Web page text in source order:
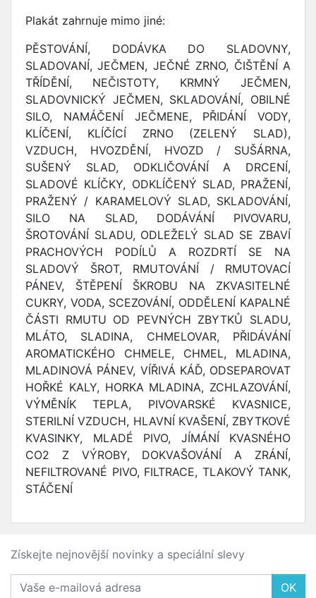
Plakát zahrnuje mimo jiné:
PĚSTOVÁNÍ, DODÁVKA DO SLADOVNY,
SLADOVANÍ, JEČMEN, JEČNÉ ZRNO, ČIŠTĚNÍ A
TŘÍDĚNÍ, NEČISTOTY, KRMNÝ JEČMEN,
SLADOVNICKÝ JEČMEN, SKLADOVÁNÍ, OBILNÉ
SILO, NAMÁČENÍ JEČMENE, PŘIDÁNÍ VODY,
KLÍČENÍ, KLÍČÍCÍ ZRNO (ZELENÝ SLAD),
VZDUCH, HVOZDĚNÍ, HVOZD / SUŠÁRNA,
SUŠENÝ SLAD, ODKLIČOVÁNÍ A DRCENÍ,
SLADOVÉ KLÍČKY, ODKLÍČENÝ SLAD, PRAŽENÍ,
PRAŽENÝ / KARAMELOVÝ SLAD, SKLADOVÁNÍ,
SILO NA SLAD, DODÁVÁNÍ PIVOVARU,
ŠROTOVÁNÍ SLADU, ODLEŽELÝ SLAD SE ZBAVÍ
PRACHOVÝCH PODÍLŮ A ROZDRTÍ SE NA
SLADOVÝ ŠROT, RMUTOVÁNÍ / RMUTOVACÍ
PÁNEV, ŠTĚPENÍ ŠKROBU NA ZKVASITELNÉ
CUKRY, VODA, SCEZOVÁNÍ, ODDĚLENÍ KAPALNÉ
ČÁSTI RMUTU OD PEVNÝCH ZBYTKŮ SLADU,
MLÁTO, SLADINA, CHMELOVAR, PŘIDÁVÁNÍ
AROMATICKÉHO CHMELE, CHMEL, MLADINA,
MLADINOVÁ PÁNEV, VÍŘIVÁ KÁĎ, ODSEPAROVAT
HOŘKÉ KALY, HORKA MLADINA, ZCHLAZOVÁNÍ,
VÝMĚNÍK TEPLA, PIVOVARSKÉ KVASNICE,
STERILNÍ VZDUCH, HLAVNÍ KVAŠENÍ, ZBYTKOVÉ
KVASINKY, MLADÉ PIVO, JÍMÁNÍ KVASNÉHO
CO2 Z VÝROBY, DOKVAŠOVÁNÍ A ZRÁNÍ,
NEFILTROVANÉ PIVO, FILTRACE, TLAKOVÝ TANK,
STÁČENÍ
Získejte nejnovější novinky a speciální slevy
OK